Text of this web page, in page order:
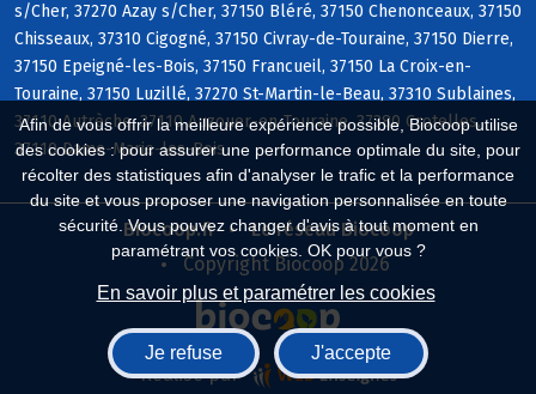
Afin de vous offrir la meilleure expérience possible, Biocoop utilise
des cookies : pour assurer une performance optimale du site, pour
récolter des statistiques afin d'analyser le trafic et la performance
du site et vous proposer une navigation personnalisée en toute
sécurité. Vous pouvez changer d'avis à tout moment en
paramétrant vos cookies. OK pour vous ?
En savoir plus et paramétrer les cookies
Je refuse J'accepte
s/Cher, 37270 Azay s/Cher, 37150 Bléré, 37150 Chenonceaux, 37150
Chisseaux, 37310 Cigogné, 37150 Civray-de-Touraine, 37150 Dierre,
37150 Epeigné-les-Bois, 37150 Francueil, 37150 La Croix-en-
Touraine, 37150 Luzillé, 37270 St-Martin-le-Beau, 37310 Sublaines,
37110 Autrèche, 37110 Auzouer-en-Touraine, 37380 Crotelles,
37110 Dame-Marie-les-Bois
Biocoop.fr
Le réseau Biocoop
Copyright Biocoop 2026
Réalisé par